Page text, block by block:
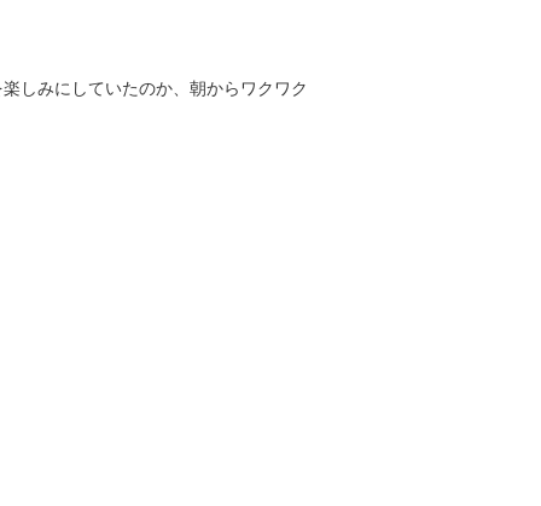
しみにしていたのか、朝からワクワク